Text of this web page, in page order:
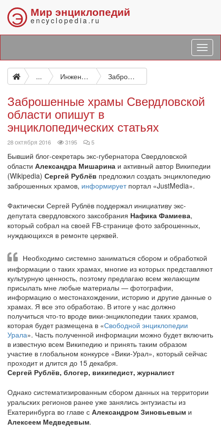
Э Мир энциклопедий
encyclopedia.ru
... Инженеры Урала: энциклопедия Заброшенные храмы Свердловской области опишут в энциклопедических статьях
Заброшенные храмы Свердловской
области опишут в
энциклопедических статьях
28 октября 2016 просмотров
3195 комментариев
5
Бывший блог-секретарь экс-губернатора Свердловской
области Александра Мишарина и активный автор Википедии
(Wikipedia) Сергей Рублёв предложил создать энциклопедию
заброшенных храмов, информируетпортал «JustMedia».
Фактически Сергей Рублёв поддержал инициативу экс-
депутата свердловского заксобрания Нафика Фамиева,
который собрал на своей FB-странице фото заброшенных,
нуждающихся в ремонте церквей.
Необходимо системно заниматься сбором и обработкой
информации о таких храмах, многие из которых представляют
культурную ценность, поэтому предлагаю всем желающим
присылать мне любые материалы — фотографии,
информацию о местонахождении, историю и другие данные о
храмах. Я все это обработаю. В итоге у нас должно
получиться что-то вроде вики-энциклопедии таких храмов,
которая будет размещена в «Свободной энциклопедии
Урала». Часть полученной информации можно будет включить
в известную всем Википедию и принять таким образом
участие в глобальном конкурсе «Вики-Урал», который сейчас
проходит и длится до 15 декабря.
Сергей Рублёв, блогер, википедист, журналист
Однако систематизированным сбором данных на территории
уральских регионов ранее уже занялись энтузиасты из
Екатеринбурга во главе с Александром Зиновьевым и
Алексеем Медведевым.